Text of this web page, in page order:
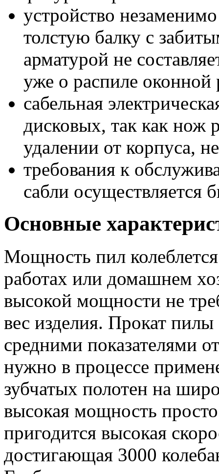
устройство
толстую балку с
арматурой не
уже о распиле оконной
сабельная
дисковых, так как нож
удалении от корпуса,
требования к
сабли осуществляется
Основные
Мощность пил
работах или домашнем
высокой мощности не
вес изделия. Прокат
средними показателями
нужно в процессе
зубчатых полотен на
высокая мощность
пригодится высокая
достигающая 3000